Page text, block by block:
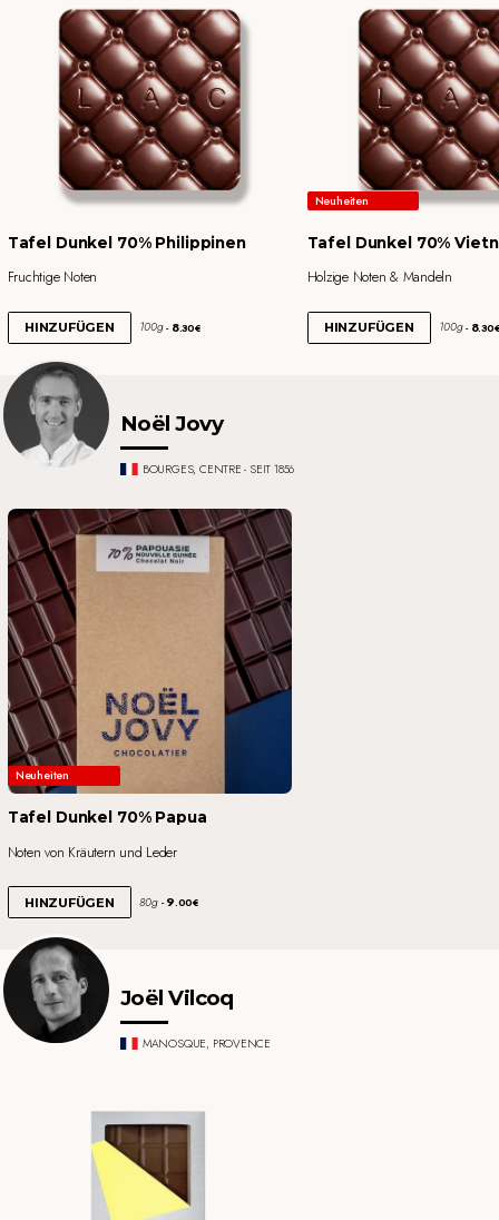
Tafel Dunkel 70% Philippinen
Fruchtige Noten
HINZUFÜGEN 100g 8.30€
Neuheiten
Tafel Dunkel 70%
Holzige Noten & Mandeln
HINZUFÜGEN 100g 8
Noël Jovy
BOURGES, CENTRE - SEIT 1856
Neuheiten
Tafel Dunkel 70% Papua
Noten von Kräutern und Leder
HINZUFÜGEN 80g 9.00€
Joël Vilcoq
MANOSQUE, PROVENCE